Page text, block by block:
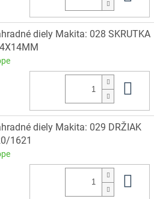
diely Makita: 028 SKRUTKA
diely Makita: 029 DRŽIAK
1621